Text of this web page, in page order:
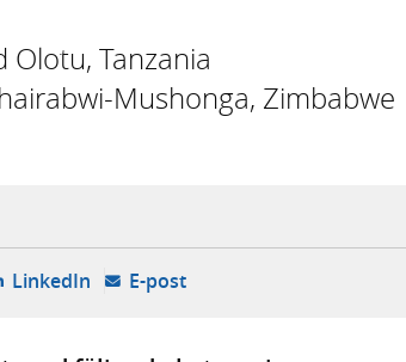
Olotu, Tanzania
Mushonga, Zimbabwe
i ny flik, extern webbplats,
i ny flik, extern webbplats,
LinkedIn- öppnas i ny flik, extern webbplats,
E-post- öppnar din e-postklient,